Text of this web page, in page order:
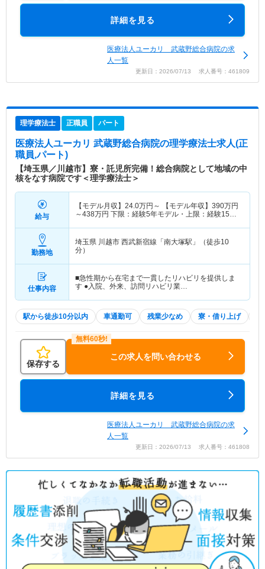
詳細を見る
医療法人ユーカリ 武蔵野総合病院の求
人一覧
更新日：2026/07/13 求人番号：461809
理学療法士 正職員 パート
医療法人ユーカリ 武蔵野総合病院の理学療法士求人(正
職員,パート)
【埼玉県／川越市】寮・託児所完備！総合病院として地域の中
核をなす病院です＜理学療法士＞
給与
【モデル月収】 24.0万円～ 【モデル年収】 390万円
～438万円 下限：経験5年モデル・上限：経験15年
勤務地
埼玉県 川越市 西武新宿線「南大塚駅」（徒歩10
分）
仕事内容
■急性期から在宅まで一貫したリハビリを提供しま
す ●入院、外来、訪問リハビリ業…
駅から徒歩10分以内 車通勤可 残業少なめ 寮・借り上げ
保存する
この求人を問い合わせる
詳細を見る
医療法人ユーカリ 武蔵野総合病院の求
人一覧
更新日：2026/07/13 求人番号：461808